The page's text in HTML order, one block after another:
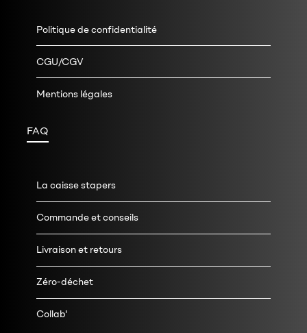
Politique de confidentialité
CGU/CGV
Mentions légales
FAQ
La caisse stapers
Commande et conseils
Livraison et retours
Zéro-déchet
Collab'